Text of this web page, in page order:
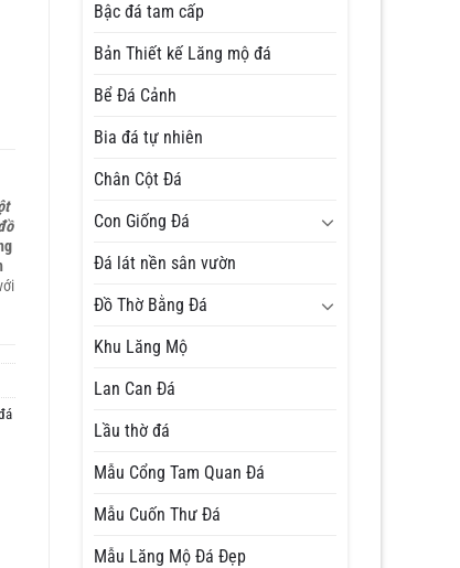
Bậc đá tam cấp
Bản Thiết kế Lăng mộ đá
Bể Đá Cảnh
Bia đá tự nhiên
Chân Cột Đá
Con Giống Đá
Đá lát nền sân vườn
Đồ Thờ Bằng Đá
Khu Lăng Mộ
Lan Can Đá
Lầu thờ đá
Mẫu Cổng Tam Quan Đá
Mẫu Cuốn Thư Đá
Mẫu Lăng Mộ Đá Đẹp